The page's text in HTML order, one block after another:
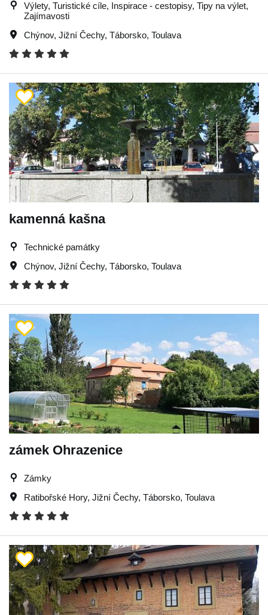
Výlety, Turistické cíle, Inspirace - cestopisy, Tipy na výlet,
Zajímavosti
Chýnov, Jižní Čechy, Táborsko, Toulava
kamenná kašna
Technické památky
Chýnov, Jižní Čechy, Táborsko, Toulava
zámek Ohrazenice
Zámky
Ratibořské Hory, Jižní Čechy, Táborsko, Toulava